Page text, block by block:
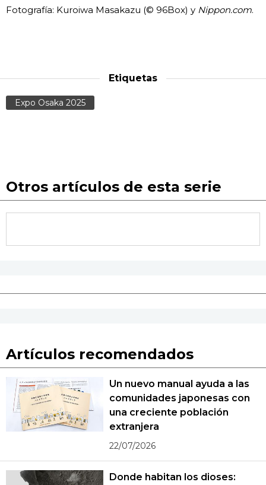
Fotografía: Kuroiwa Masakazu (© 96Box) y Nippon.com.
Etiquetas
Expo Osaka 2025
Otros artículos de esta serie
Artículos recomendados
Un nuevo manual ayuda a las
comunidades japonesas con
una creciente población
extranjera
22/07/2026
Donde habitan los dioses: